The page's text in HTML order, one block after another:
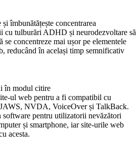
îmbunătățește concentrarea
cu tulburări ADHD și neurodezvoltare să
se concentreze mai ușor pe elementele
reducând în același timp semnificativ
în modul citire
ul web pentru a fi compatibil cu
NVDA, VoiceOver și TalkBack.
software pentru utilizatorii nevăzători
și smartphone, iar site-urile web
acesta.